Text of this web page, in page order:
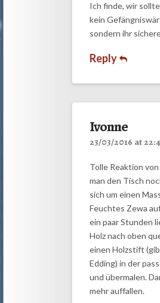
Ich finde, wir
kein
sondern ihr
Reply
Ivonne
23/03/2016 at
Tolle Reaktion
man den Tisch
sich um einen
Feuchtes Zewa
ein paar Stunden
Holz nach oben
einen Holzstift
Edding) in der
und übermalen.
mehr auffallen.